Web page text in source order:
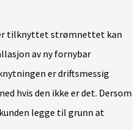
tilknyttet strømnettet kan
av ny fornybar
er driftsmessig
hvis den ikke er det. Dersom
legge til grunn at